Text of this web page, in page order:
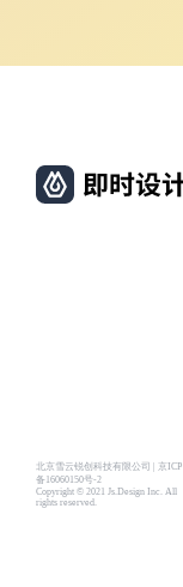
北京雪云锐创科技有限公司 | 京ICP
备16060150号-2
Copyright © 2021 Js.Design Inc. All
rights reserved.